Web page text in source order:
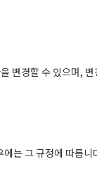
변경할 수 있으며,
는 그 규정에 따릅니